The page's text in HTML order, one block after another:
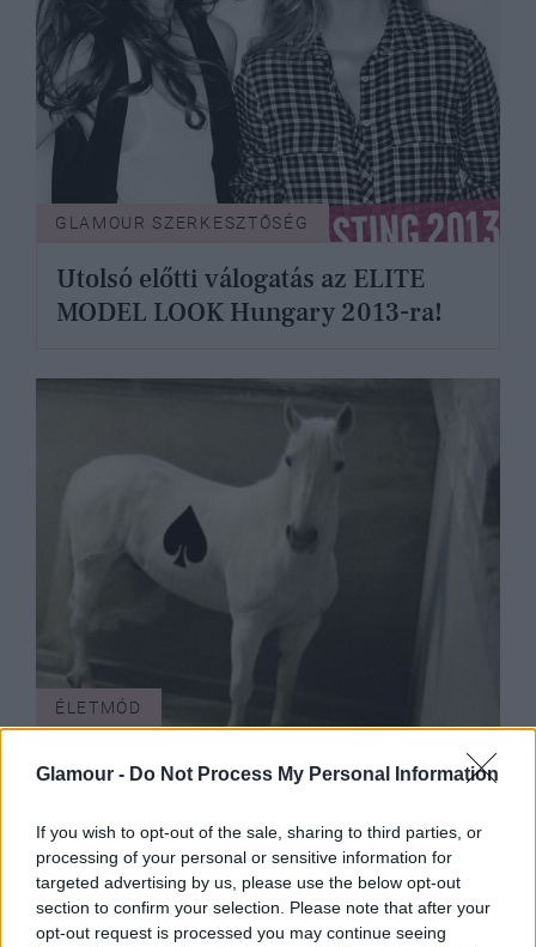
Glamour - Do Not Process My Personal Information
If you wish to opt-out of the sale, sharing to third parties, or
processing of your personal or sensitive information for
targeted advertising by us, please use the below opt-out
section to confirm your selection. Please note that after your
opt-out request is processed you may continue seeing
GLAMOUR SZERKESZTŐSÉG
Utolsó előtti válogatás az ELITE
MODEL LOOK Hungary 2013-ra!
ÉLETMÓD
ZOLTAN+ FEKETESZIIIV - Design